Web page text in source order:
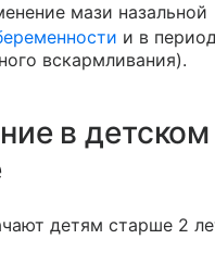
мази назальной
и в
вскармливания).
в детском
детям старше 2